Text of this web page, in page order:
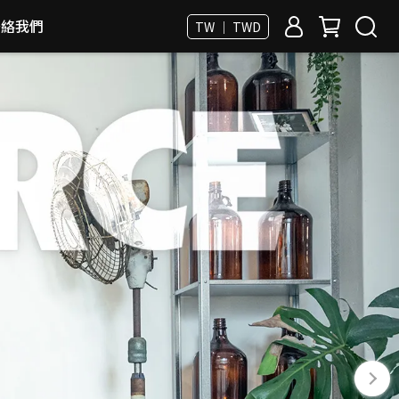
我們 TW ｜ TWD